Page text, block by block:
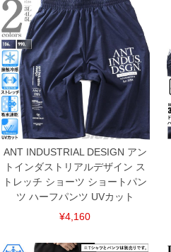
COLOR VARIATION
ANT INDUSTRIAL DESIGN アン
トインダストリアルデザイン ス
トレッチ ショーツ ショートパン
ツ ハーフパンツ UVカット
¥4,160